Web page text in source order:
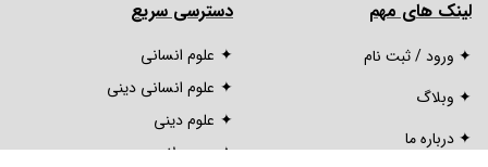
لینک های مهم
✦ ورود / ثبت نام
✦ وبلاگ
✦ درباره ما
دسترسی سریع
علوم انسانی
علوم انسانی دینی
علوم دینی
محصولات